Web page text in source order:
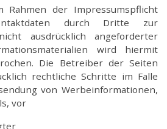
Rahmen der Impressumspflicht
durch Dritte zur
ausdrücklich angeforderter
wird hiermit
Die Betreiber der Seiten
rechtliche Schritte im Falle
von Werbeinformationen,
vor